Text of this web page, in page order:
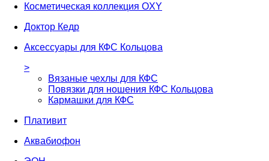
Косметическая коллекция OXY
Доктор Кедр
Аксессуары для КФС Кольцова
>
Вязаные чехлы для КФС
Повязки для ношения КФС Кольцова
Кармашки для КФС
Плативит
Аквабиофон